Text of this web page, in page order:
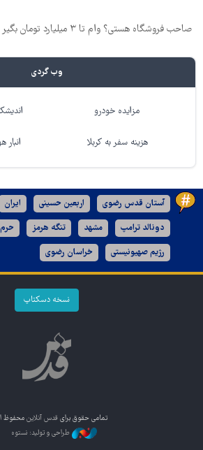
صاحب فروشگاه هستی؟ وام تا ۳ میلیارد تومان بگیر
وب گردی
مزایده خودرو
هزینه سفر به کربلا انبار
آستان قدس رضوی اربعین حسینی ایران
دونالد ترامپ مشهد تنگه هرمز
رژیم صهیونیستی خراسان رضوی
نسخه دسکتاپ
تمامی حقوق برای قدس آنلاین محفوظ
طراحی و تولید: نستوه